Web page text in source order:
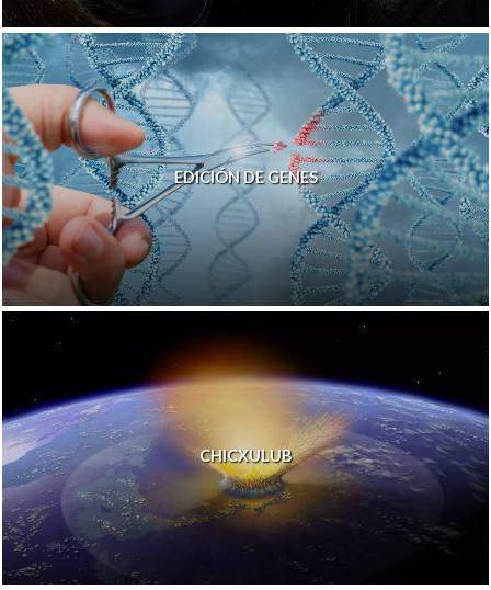
EDICIÓN DE GENES
CHICXULUB